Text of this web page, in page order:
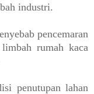
industri.
pencemaran
rumah kaca
penutupan lahan